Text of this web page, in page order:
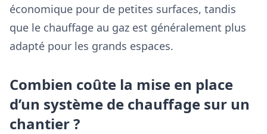
économique pour de petites surfaces, tandis
que le chauffage au gaz est généralement plus
adapté pour les grands espaces.
Combien coûte la mise en place
d’un système de chauffage sur un
chantier ?